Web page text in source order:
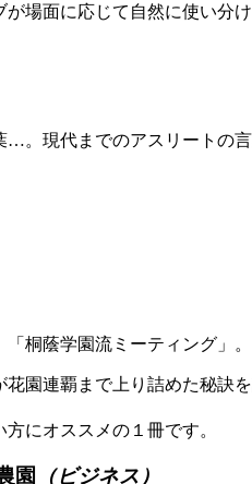
場面に応じて自然に使い分
現代までのアスリートの
桐蔭学園流ミーティング」。
園連覇まで上り詰めた秘訣を
にオススメの１冊です。
園 （ビジネス）